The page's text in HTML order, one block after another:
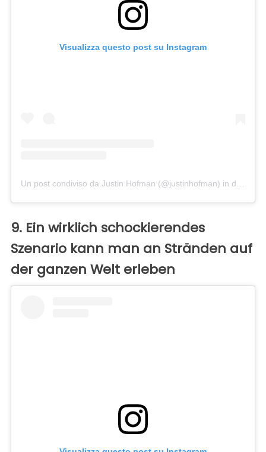
Visualizza questo post su Instagram
Un post condiviso da Justin Hofman (@justinhofman) in data:
9. Ein wirklich schockierendes
Szenario kann man an Stränden auf
der ganzen Welt erleben